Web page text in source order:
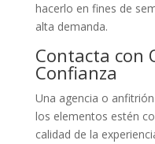
hacerlo en fines de
alta demanda.
Contacta con
Confianza
Una agencia o
los elementos estén
calidad de la